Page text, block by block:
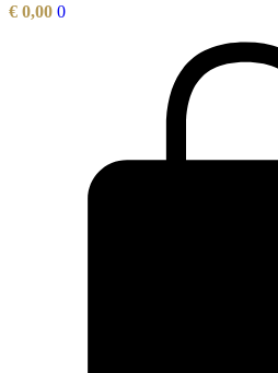
€ 0,00 0